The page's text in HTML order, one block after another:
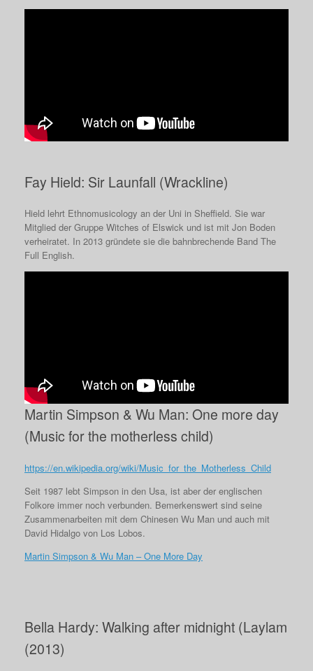
Fay Hield: Sir Launfall (Wrackline)
Hield lehrt Ethnomusicology an der Uni in Sheffield. Sie war
Mitglied der Gruppe Witches of Elswick und ist mit Jon Boden
verheiratet. In 2013 gründete sie die bahnbrechende Band The
Full English.
Martin Simpson & Wu Man: One more day
(Music for the motherless child)
https://en.wikipedia.org/wiki/Music_for_the_Motherless_Child
Seit 1987 lebt Simpson in den Usa, ist aber der englischen
Folkore immer noch verbunden. Bemerkenswert sind seine
Zusammenarbeiten mit dem Chinesen Wu Man und auch mit
David Hidalgo von Los Lobos.
Martin Simpson & Wu Man – One More Day
Bella Hardy: Walking after midnight (Laylam
(2013)